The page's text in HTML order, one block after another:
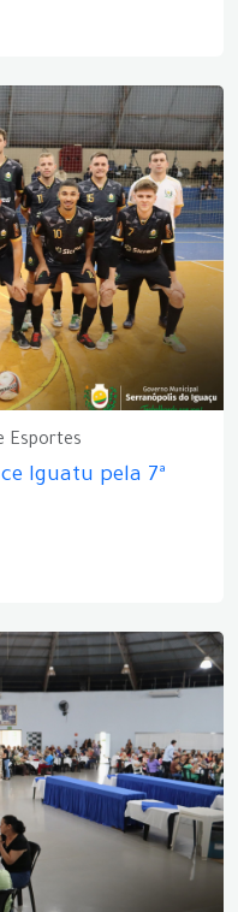
Esportes
Iguatu pela 7ª